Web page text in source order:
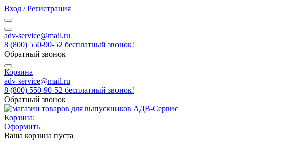
Вход / Регистрация
adv-service@mail.ru
8 (800) 550-90-52 бесплатный звонок!
Обратный звонок
Корзина
adv-service@mail.ru
8 (800) 550-90-52 бесплатный звонок!
Обратный звонок
Корзина:
Оформить
Ваша корзина пуста